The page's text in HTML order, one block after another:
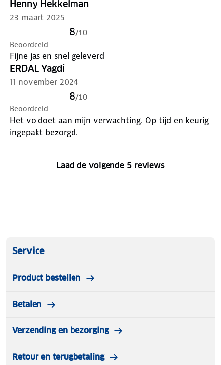
Henny Hekkelman
23 maart 2025
8/10
Beoordeeld
Fijne jas en snel geleverd
ERDAL Yagdi
11 november 2024
8/10
Beoordeeld
Het voldoet aan mijn verwachting. Op tijd en keurig
ingepakt bezorgd.
Laad de volgende 5 reviews
Service
Product bestellen
Betalen
Verzending en bezorging
Retour en terugbetaling